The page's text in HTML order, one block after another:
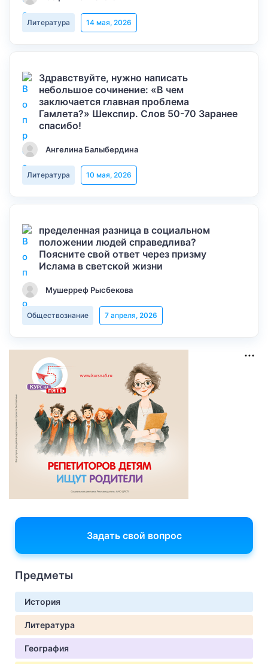
Литература 14 мая, 2026
Здравствуйте, нужно написать
небольшое сочинение: «В чем
заключается главная проблема
Гамлета?» Шекспир. Слов 50-70 Заранее
спасибо!
Ангелина Балыбердина
Литература 10 мая, 2026
пределенная разница в социальном
положении людей справедлива?
Поясните свой ответ через призму
Ислама в светской жизни
Мушерреф Рысбекова
Обществознание 7 апреля, 2026
Задать свой вопрос
Предметы
История
Литература
География